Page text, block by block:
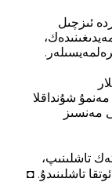
ئىزچىل
شۇنداقلا
مەنسىز
تاشلىنىپ،
تاشلىنىدۇ. ◘